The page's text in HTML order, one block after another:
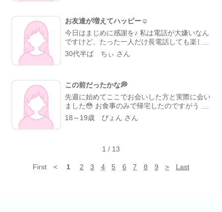
よ。 私が何となく申し訳ないと気持ちになっ
てメールをした。 その時は映画館で待ってい
て、映画が終わったら会おうとメールをした
ら、会いましょうとメールが返信が来たよ。
その時に時間を間違えてしまい、印象を悪くな
気遣い・信頼関係できる女性でした！ これは
出来ないことです。待つとかあえないでしょう
ね。だけど、待ってくれた。本当に本気ですご
い方ですよ。 本当に会いたいなと思ったら相
手の気持ちを考えることが会える近道だと思う
お互いに、待ってられる人が早く会えるではと
よ。 それを差別するのは嫌いかな😊 まぁ、苦
手な人もいるでしょうけどね。 いつも日記見
がK市に用事があるので一緒について行きまし
た
用事のあとにボウリング2ゲームしました
なんと、彼氏がすごく上手でびっくりしま
した
私はというと。 ピンの間をくぐったり
久しぶり溝掃除です
グしたあとに無料クレーンゲームでサイコロが
ゾロ目がでたら景品
いきなりゾロ目出て、
海の生き物です。
お友達が増えてハッピー☺️
今日はまじめに感謝を♪ 私は電話が大嫌いなん
ですけど、たった一人だけ長電話しても楽しい
方がいます。それもこちらで知り合った方。
その方となかなか会えなくても、たまーに「今
くんでしょうね。 会話のキャッチボールが本
当に楽しい。 色々な職業の方とここでお友達
になれたことは本当に幸せです(๑′ᴗ‵๑) あのま
ま家と仕事の往復だけだったらきっと日常の楽
しみがないままネットゲーム廃人で歳を取って
話が出来てすごく勉強になる。 これからもど
30代半ば ちぃ さん
この前だったかな💭
先週に始めてここでお会いした方と実際に会い
ました😳 お食事のみで帰宅したのですがうー
ーーん美味しかった………😋💖 その方とはま
た会おうと思ってます😳💭 素敵な方でした🙊
ね笑 昨日エースが亡くなってしまう回を見て
せになれるといいねルフィ〜😭💖💖
18～19歳 ぴょん さん
1 / 13
First < 1 2 3 4 5 6 7 8 9 > Last